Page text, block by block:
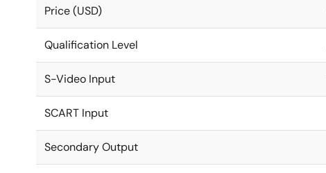
Price (USD)
Qualification Level
S-Video Input
SCART Input
Secondary Output